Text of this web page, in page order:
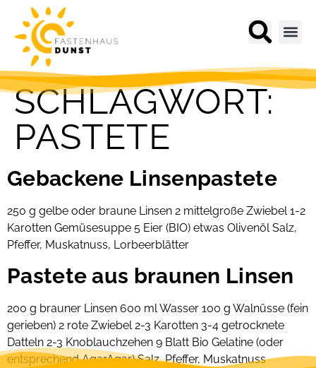
SCHLAGWORT:
PASTETE
Gebackene Linsenpastete
250 g gelbe oder braune Linsen 2 mittelgroße Zwiebel 1-2
Karotten Gemüsesuppe 5 Eier (BIO) etwas Olivenöl Salz,
Pfeffer, Muskatnuss, Lorbeerblätter
Pastete aus braunen Linsen
200 g brauner Linsen 600 ml Wasser 100 g Walnüsse (fein
gerieben) 2 rote Zwiebel 2-3 Karotten 3-4 getrocknete
Datteln 2-3 Knoblauchzehen 9 Blatt Bio Gelatine (oder
entsprechend AgarAgar) Salz, Pfeffer, Muskatnuss